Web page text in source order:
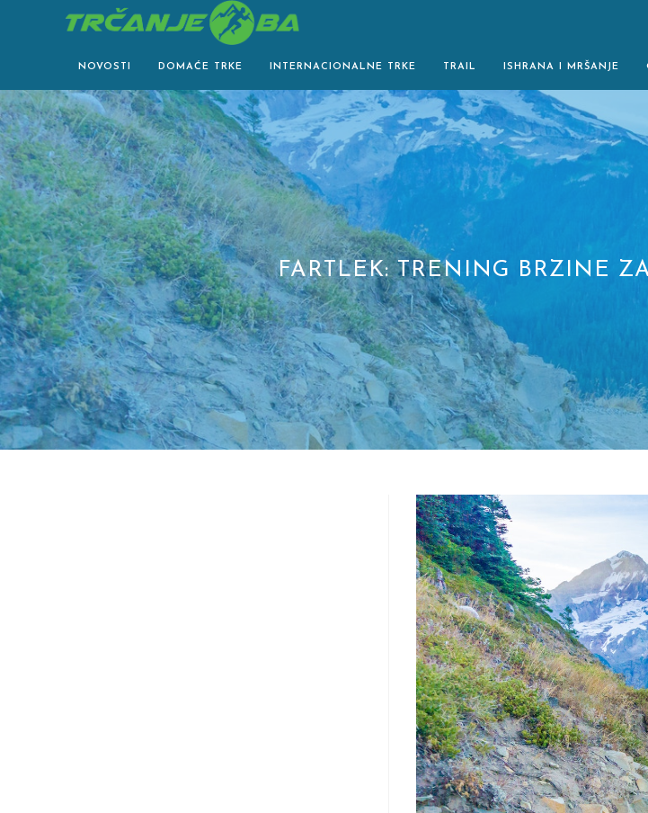
NOVOSTI DOMAĆE TRKE INTERNACIONALNE TRKE TRAIL ISHRANA I MRŠANJE
FARTLEK: TRENING BRZINE